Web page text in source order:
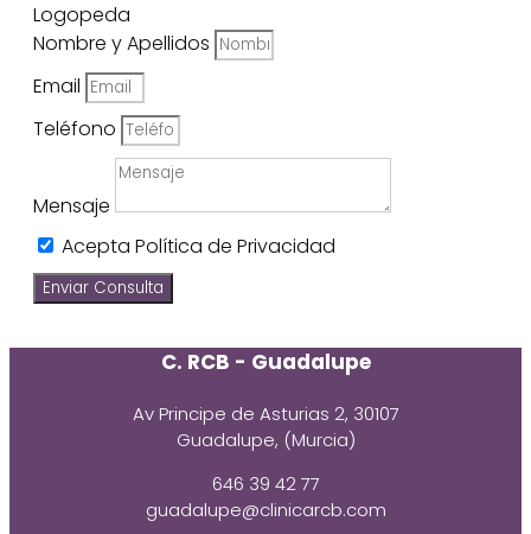
Logopeda
Nombre y Apellidos
Email
Teléfono
Mensaje
Acepta Política de Privacidad
Enviar Consulta
C. RCB - Guadalupe
Av Principe de Asturias 2, 30107
Guadalupe, (Murcia)
646 39 42 77
guadalupe@clinicarcb.com